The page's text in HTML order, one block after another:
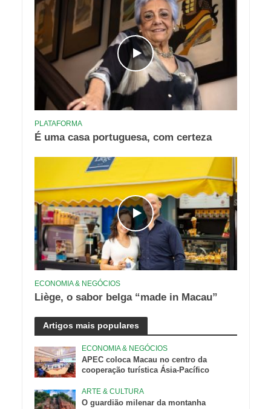
PLATAFORMA
É uma casa portuguesa, com certeza
ECONOMIA & NEGÓCIOS
Liège, o sabor belga “made in Macau”
Artigos mais populares
ECONOMIA & NEGÓCIOS
APEC coloca Macau no centro da
cooperação turística Ásia-Pacífico
ARTE & CULTURA
O guardião milenar da montanha